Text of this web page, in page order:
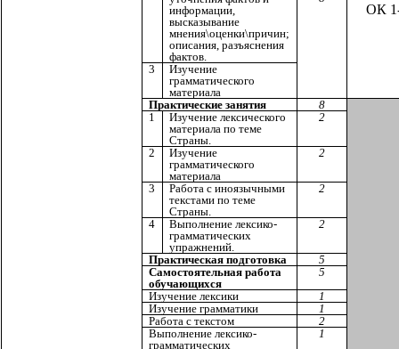
ОК
информации,
высказывание
мнения\оценки\причин;
описания, разъяснения
фактов.
3
Изучение
грамматического
материала
Практические занятия
8
1
Изучение лексического
материала по теме
Страны.
2
2
Изучение
грамматического
материала
2
3
Работа с иноязычными
текстами по теме
Страны.
2
4
Выполнение лексико-
грамматических
упражнений.
2
Практическая подготовка
5
Самостоятельная работа
обучающихся
5
Изучение лексики
1
Изучение грамматики
1
Работа с текстом
2
Выполнение лексико-
грамматических
1